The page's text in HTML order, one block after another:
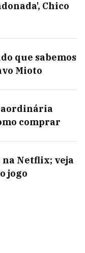
Chico
que sabemos
Mioto
comprar
Netflix; veja
jogo